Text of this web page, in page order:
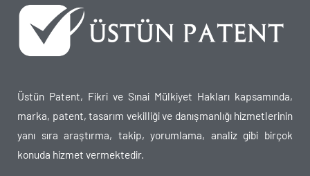
Üstün Patent, Fikri ve Sınai Mülkiyet Hakları kapsamında,
marka, patent, tasarım vekilliği ve danışmanlığı hizmetlerinin
yanı sıra araştırma, takip, yorumlama, analiz gibi birçok
konuda hizmet vermektedir.